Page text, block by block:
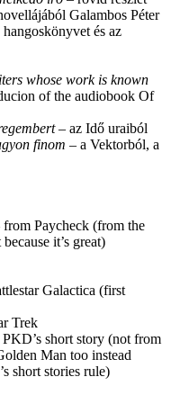
Galambos Péter
és az
whose work is known
of the audiobook Of
– az Idő uraiból
finom – a Vektorból, a
from Paycheck (from the
it’s great)
Galactica (first
Trek
short story (not from
Man too instead
short stories rule)